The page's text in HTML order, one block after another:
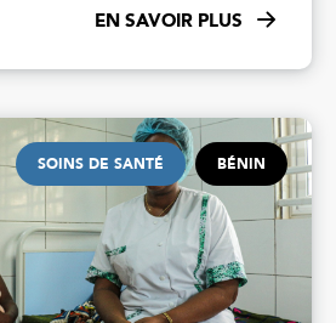
EN SAVOIR PLUS
SOINS DE SANTÉ BÉNIN